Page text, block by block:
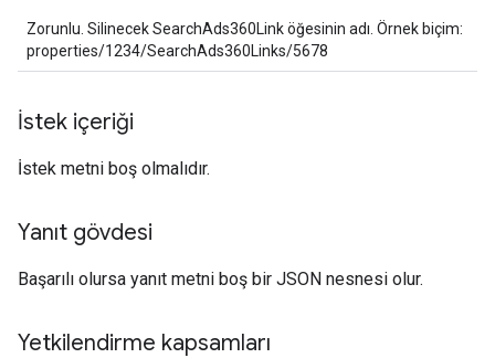
Zorunlu. Silinecek SearchAds360Link öğesinin adı. Örnek biçim:
properties/1234/SearchAds360Links/5678
İstek içeriği
İstek metni boş olmalıdır.
Yanıt gövdesi
Başarılı olursa yanıt metni boş bir JSON nesnesi olur.
Yetkilendirme kapsamları